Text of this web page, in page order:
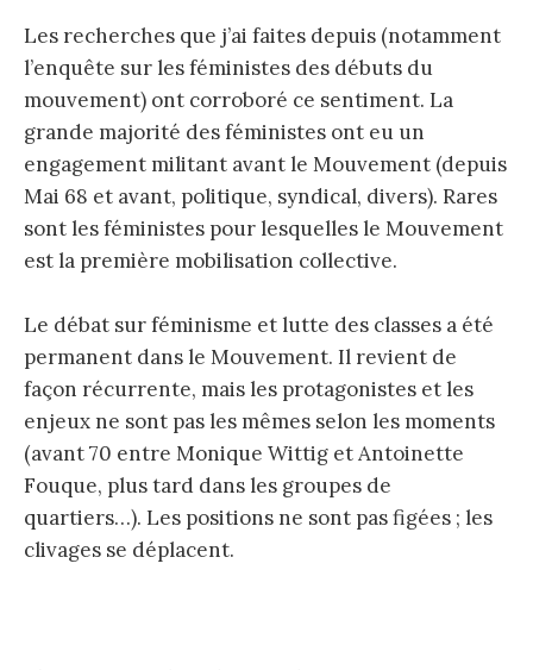
Les recherches que j’ai faites depuis (notamment
l’enquête sur les féministes des débuts du
mouvement) ont corroboré ce sentiment. La
grande majorité des féministes ont eu un
engagement militant avant le Mouvement (depuis
Mai 68 et avant, politique, syndical, divers). Rares
sont les féministes pour lesquelles le Mouvement
est la première mobilisation collective.
Le débat sur féminisme et lutte des classes a été
permanent dans le Mouvement. Il revient de
façon récurrente, mais les protagonistes et les
enjeux ne sont pas les mêmes selon les moments
(avant 70 entre Monique Wittig et Antoinette
Fouque, plus tard dans les groupes de
quartiers…). Les positions ne sont pas figées ; les
clivages se déplacent.